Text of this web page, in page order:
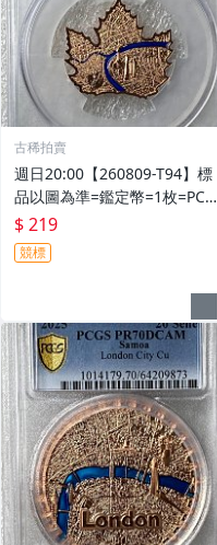
古稀拍賣
週日20:00【260809-T94】標
品以圖為準=鑑定幣=1枚=PCG
S PR69DCAM=2022年摩薩亞
伊莉莎白二世20美分銅幣
$ 219
競標